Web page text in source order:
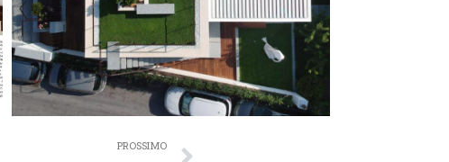
PROSSIMO